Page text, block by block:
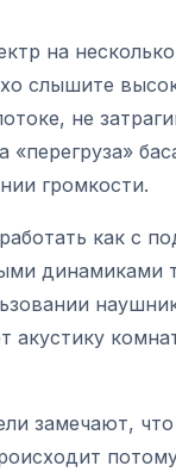
на
слышите
не
«перегруза»
громкости.
как с
динамиками
акустику
замечают,